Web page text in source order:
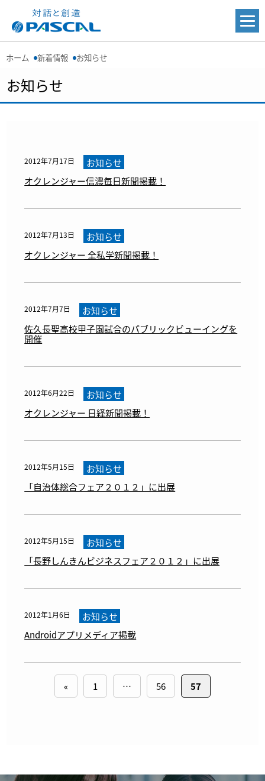
ホーム 新着情報 お知らせ
お知らせ
2012年7月17日
お知らせ
オクレンジャー信濃毎日新聞掲載！
2012年7月13日
お知らせ
オクレンジャー 全私学新聞掲載！
2012年7月7日
お知らせ
佐久長聖高校甲子園試合のパブリックビューイングを
開催
2012年6月22日
お知らせ
オクレンジャー 日経新聞掲載！
2012年5月15日
お知らせ
「自治体総合フェア２０１２」に出展
2012年5月15日
お知らせ
「長野しんきんビジネスフェア２０１２」に出展
2012年1月6日
お知らせ
Androidアプリメディア掲載
« 1 … 56 57